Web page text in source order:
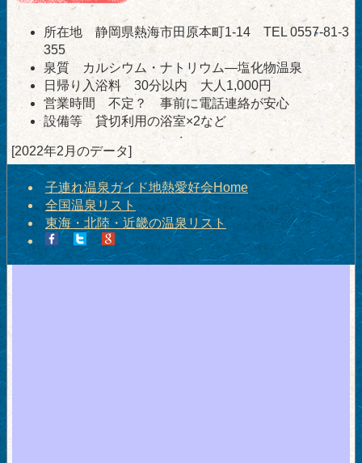
所在地 静岡県熱海市田原本町1-14 TEL 0557-81-3
355
泉質 カルシウム・ナトリウム―塩化物温泉
日帰り入浴料 30分以内 大人1,000円
営業時間 不定？ 事前に電話連絡が安心
設備等 貸切利用の浴室×2など
[2022年2月のデータ]
子連れ温泉ガイド地熱愛好会Home
全国温泉リスト
東海・北陸・近畿の温泉リスト